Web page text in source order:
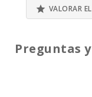
 VALORAR
Preguntas